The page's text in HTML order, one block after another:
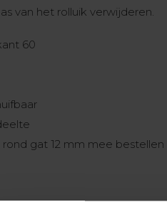
van het rolluik verwijderen.
60
gat 12 mm mee bestellen